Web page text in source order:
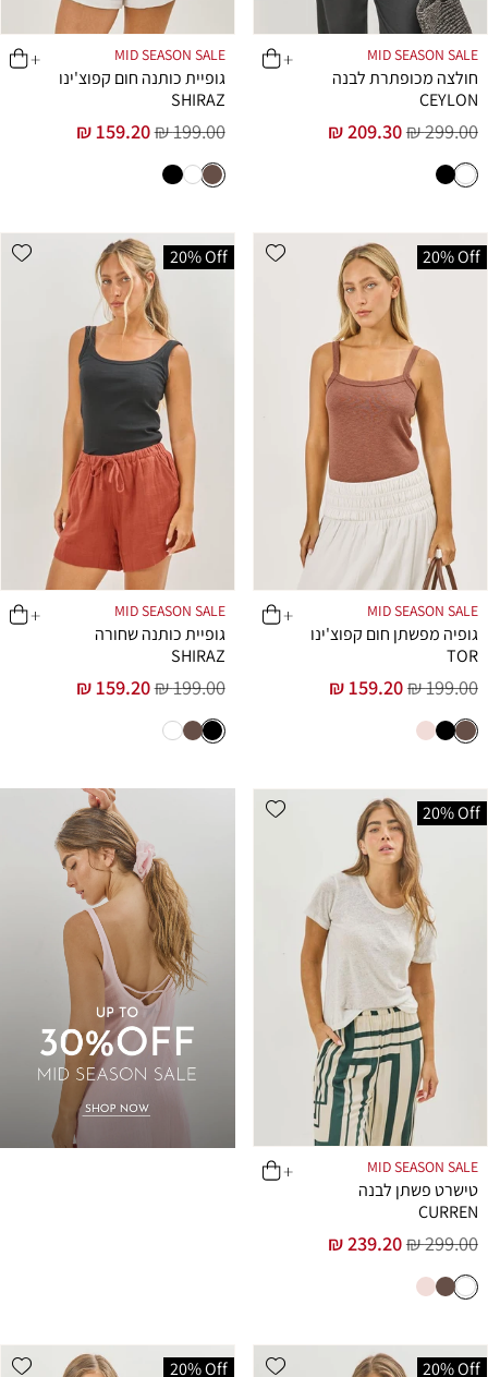
MID SEASON SALE
חולצה מכופתרת לבנה
CEYLON
מחיר
רגיל
299.00 ₪
מחיר
מבצע
209.30 ₪
MID SEASON SALE
גופיית כותנה חום קפוצ'ינו
SHIRAZ
מחיר
רגיל
199.00 ₪
מחיר
מבצע
159.20 ₪
Add wishlist 20% Off
MID SEASON SALE
גופיה מפשתן חום קפוצ'ינו
TOR
מחיר
רגיל
199.00 ₪
מחיר
מבצע
159.20 ₪
20% Off
MID SEASON SALE
גופיית כותנה שחורה
SHIRAZ
מחיר
רגיל
199.00 ₪
מחיר
מבצע
159.20 ₪
Add wishlist 20% Off
MID SEASON SALE
טישרט פשתן לבנה
CURREN
מחיר
רגיל
299.00 ₪
מחיר
מבצע
239.20 ₪
Add wishlist 20% Off
20% Off